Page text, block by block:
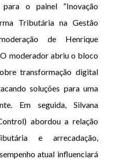
o painel “Inovação
Tributária na Gestão
de Henrique
moderador abriu o bloco
transformação digital
soluções para uma
Em seguida, Silvana
abordou a relação
e arrecadação,
atual influenciará